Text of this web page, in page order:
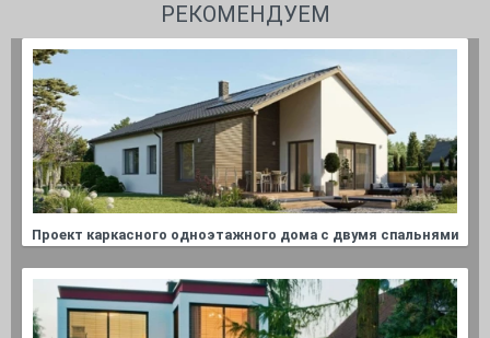
РЕКОМЕНДУЕМ
Проект каркасного одноэтажного дома с двумя спальнями